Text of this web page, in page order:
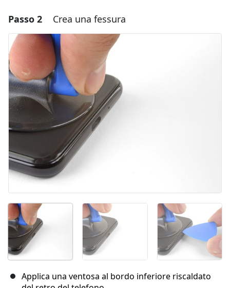
Aggiungi un commento
Aggiungi Commento
Annulla
Passo 2 Crea una fessura
Applica una ventosa al bordo inferiore riscaldato